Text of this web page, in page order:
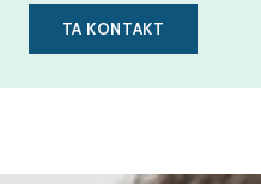
TA KONTAKT